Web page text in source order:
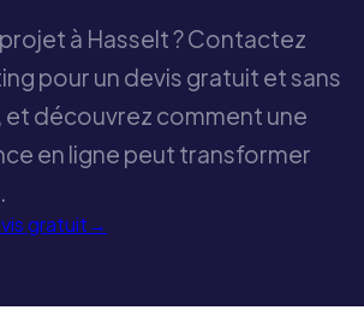
à Hasselt ? Contactez
pour un devis gratuit et sans
découvrez comment une
en ligne peut transformer
gratuit→